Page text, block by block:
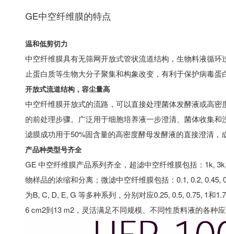
GE中空纤维膜的特点
温和低剪切力
中空纤维膜具有无筛网开放式管状流道结构，生物料液循
止蛋白质等生物大分子聚集和构象改变，有利于保护病毒
开放式流道结构，容尘量高
中空纤维膜开放式的流路，可以直接处理菌体发酵液或高
的前处理步骤。广泛用于细胞培养液一步澄清、菌体收集
滤膜成功用于50%固含量的高密度酵母发酵液的直接澄清
产品种类型号齐全
GE 中空纤维膜产品系列齐全，超滤中空纤维膜包括：1k,
物样品的浓缩和分离；微滤中空纤维膜包括：0.1, 0.2,
为B, C, D, E, G 等多种系列，分别对应0.25, 0.5, 0.75, 1和
6 cm2到13 m2，灵活满足不同规模、不同性质料液的各种